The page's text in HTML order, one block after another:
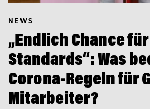
NEWS
„Endlich Chance
Standards“: Was
Corona-Regeln für
Mitarbeiter?